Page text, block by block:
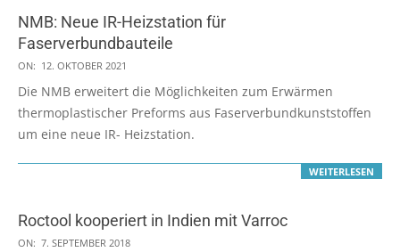
NMB: Neue IR-Heizstation für
Faserverbundbauteile
2021-
10-
12
ON: 12. OKTOBER 2021
Die NMB erweitert die Möglichkeiten zum Erwärmen
thermoplastischer Preforms aus Faserverbundkunststoffen
um eine neue IR- Heizstation.
WEITERLESEN
Roctool kooperiert in Indien mit Varroc
2018-
ON: 7. SEPTEMBER 2018